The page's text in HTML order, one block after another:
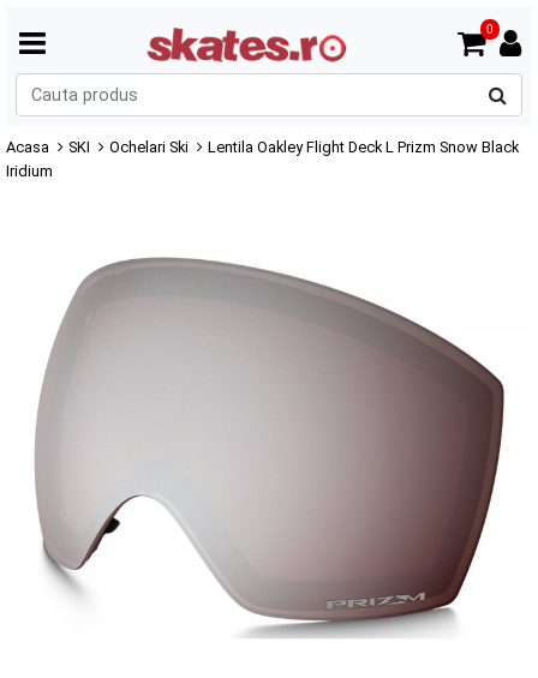
0
Acasa SKI Ochelari Ski
Lentila Oakley Flight Deck L Prizm Snow Black
Iridium